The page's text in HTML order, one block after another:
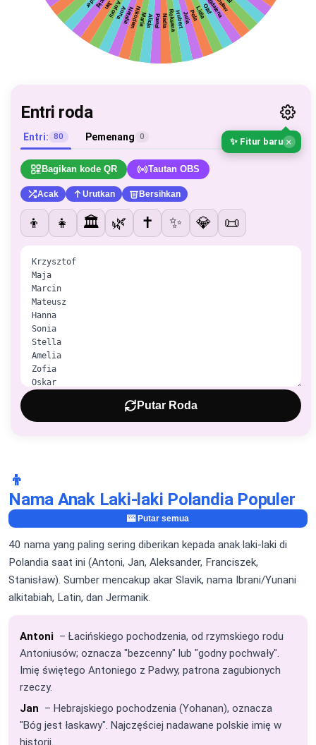
Entri roda
✨ Fitur baru ×
Entri: 80 Pemenang 0
Bagikan kode QR Tautan OBS
Acak Urutkan Bersihkan
👦 👧 🏛️ 🌿 ✝️ ✨ 💎 📜
Putar Roda
👦
Nama Anak Laki-laki Polandia Populer
🎰 Putar semua
40 nama yang paling sering diberikan kepada anak laki-laki di
Polandia saat ini (Antoni, Jan, Aleksander, Franciszek,
Stanisław). Sumber mencakup akar Slavik, nama Ibrani/Yunani
alkitabiah, Latin, dan Jermanik.
Antoni – Łacińskiego pochodzenia, od rzymskiego rodu
Antoniusów; oznacza "bezcenny" lub "godny pochwały".
Imię świętego Antoniego z Padwy, patrona zagubionych
rzeczy.
Jan – Hebrajskiego pochodzenia (Yohanan), oznacza
"Bóg jest łaskawy". Najczęściej nadawane polskie imię w
historii.